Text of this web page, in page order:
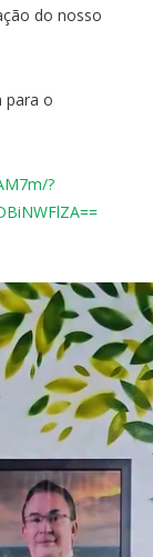
do nosso
para o
?